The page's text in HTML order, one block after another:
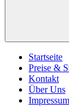
Startseite
Preise &
Kontakt
Über Uns
Impressum